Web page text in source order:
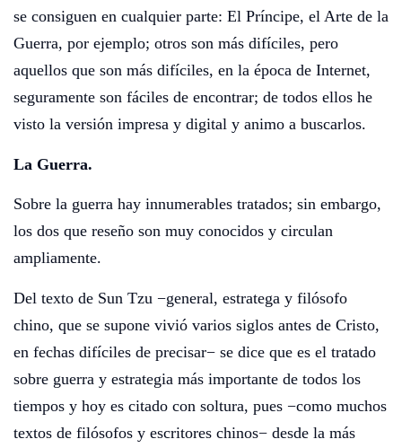
se consiguen en cualquier parte: El Príncipe, el Arte de la
Guerra, por ejemplo; otros son más difíciles, pero
aquellos que son más difíciles, en la época de Internet,
seguramente son fáciles de encontrar; de todos ellos he
visto la versión impresa y digital y animo a buscarlos.
La Guerra.
Sobre la guerra hay innumerables tratados; sin embargo,
los dos que reseño son muy conocidos y circulan
ampliamente.
Del texto de Sun Tzu −general, estratega y filósofo
chino, que se supone vivió varios siglos antes de Cristo,
en fechas difíciles de precisar− se dice que es el tratado
sobre guerra y estrategia más importante de todos los
tiempos y hoy es citado con soltura, pues −como muchos
textos de filósofos y escritores chinos− desde la más